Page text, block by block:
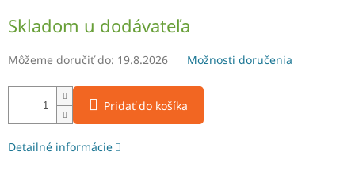
cena:
Skladom u dodávateľa
Môžeme doručiť do: 19.8.2026 Možnosti doručenia
Pridať do košíka
Detailné informácie